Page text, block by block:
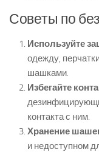
Советы по
Используйте
одежду,
шашками.
Избегайте
контакта с ним.
Хранение
и недоступном